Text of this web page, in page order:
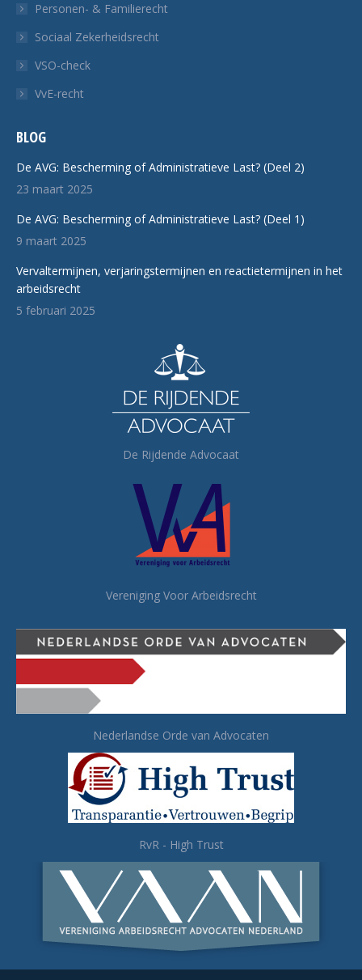
Personen- & Familierecht
Sociaal Zekerheidsrecht
VSO-check
VvE-recht
BLOG
De AVG: Bescherming of Administratieve Last? (Deel 2)
23 maart 2025
De AVG: Bescherming of Administratieve Last? (Deel 1)
9 maart 2025
Vervaltermijnen, verjaringstermijnen en reactietermijnen in het
arbeidsrecht
5 februari 2025
De Rijdende Advocaat
Vereniging Voor Arbeidsrecht
Nederlandse Orde van Advocaten
RvR - High Trust